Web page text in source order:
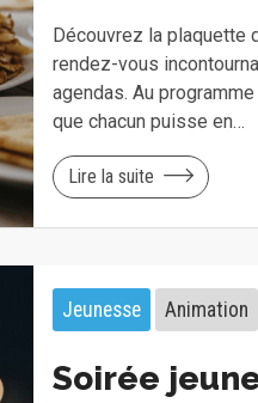
Découvrez la plaquette
rendez-vous
agendas. Au
que chacun puisse en…
Lire la suite
Jeunesse Animation
Soirée